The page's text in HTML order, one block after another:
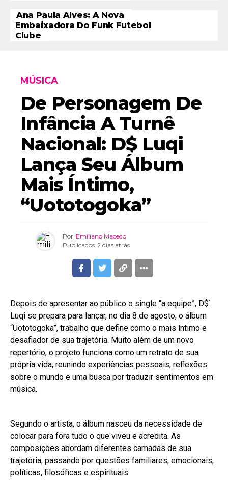
Ana Paula Alves: A Nova
Embaixadora Do Funk Futebol
Clube
MÚSICA
De Personagem De
Infância A Turnê
Nacional: D$ Luqi
Lança Seu Álbum
Mais Íntimo,
“Uototogoka”
Por Emiliano Macedo
Publicados 2 dias atrás
Depois de apresentar ao público o single “a equipe”, D$`
Luqi se prepara para lançar, no dia 8 de agosto, o álbum
“Uototogoka”, trabalho que define como o mais íntimo e
desafiador de sua trajetória. Muito além de um novo
repertório, o projeto funciona como um retrato de sua
própria vida, reunindo experiências pessoais, reflexões
sobre o mundo e uma busca por traduzir sentimentos em
música.
Segundo o artista, o álbum nasceu da necessidade de
colocar para fora tudo o que viveu e acredita. As
composições abordam diferentes camadas de sua
trajetória, passando por questões familiares, emocionais,
políticas, filosóficas e espirituais.